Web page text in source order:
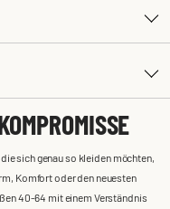
sich genau so kleiden möchten,
Komfort oder den neuesten
40-64 mit einem Verständnis